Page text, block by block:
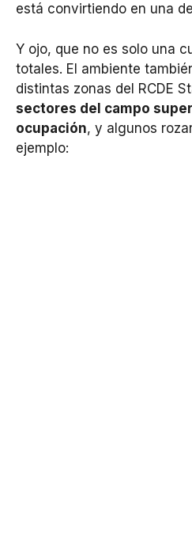
está convirtiendo en una
Y ojo, que no es solo una
totales. El ambiente
distintas zonas del RCDE
sectores del campo
ocupación, y algunos
ejemplo: